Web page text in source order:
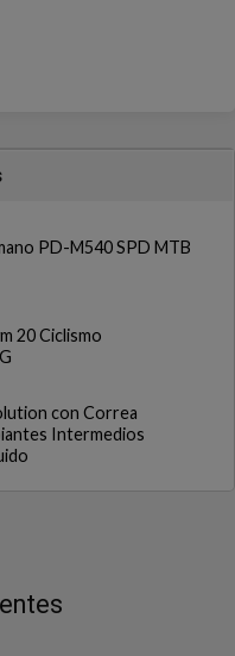
PD-M540 SPD MTB
20 Ciclismo
con Correa
Intermedios